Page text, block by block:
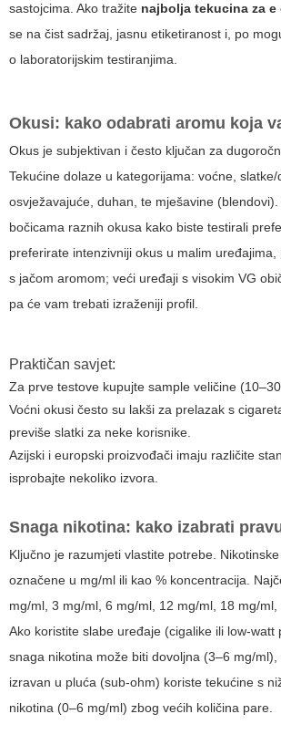
sastojcima. Ako tražite najbolja tekucina za e
se na čist sadržaj, jasnu etiketiranost i, po
o laboratorijskim testiranjima.
Okusi: kako odabrati aromu koja
Okus je subjektivan i često ključan za
Tekućine dolaze u kategorijama: voćne,
osvježavajuće, duhan, te mješavine
bočicama raznih okusa kako biste testirali
preferirate intenzivniji okus u malim
s jačom aromom; veći uređaji s visokim VG
pa će vam trebati izraženiji profil.
Praktičan savjet:
Za prve testove kupujte sample veličine
Voćni okusi često su lakši za prelazak s
previše slatki za neke korisnike.
Azijski i europski proizvođači imaju različite
isprobajte nekoliko izvora.
Snaga nikotina: kako izabrati
Ključno je razumjeti vlastite potrebe.
označene u mg/ml ili kao % koncentracija.
mg/ml, 3 mg/ml, 6 mg/ml, 12 mg/ml, 18 mg/
Ako koristite slabe uređaje (cigalike ili low-watt
snaga nikotina može biti dovoljna (3–6 mg/ml),
izravan u pluća (sub-ohm) koriste tekućine s
nikotina (0–6 mg/ml) zbog većih količina pare.